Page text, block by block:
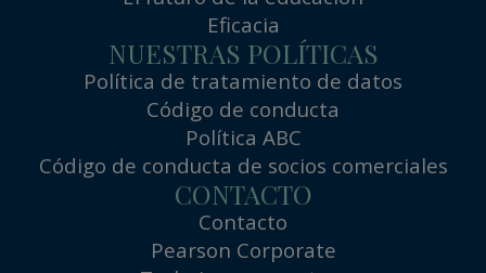
Eficacia
NUESTRAS POLÍTICAS
Política de tratamiento de datos
Código de conducta
Política ABC
Código de conducta de socios comerciales
CONTACTO
Contacto
Pearson Corporate